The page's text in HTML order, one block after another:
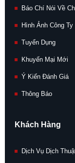
Báo Chí Nói Về
Hình Ảnh Công Ty
Tuyển Dụng
Khuyến Mại Mới
Ý Kiến Đánh Giá
Thông Báo
Khách Hàng
Dịch Vụ Dịch